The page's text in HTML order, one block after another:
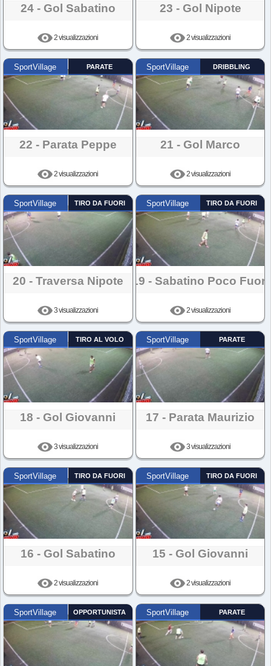
24 - Gol Sabatino
2 visualizzazioni
23 - Gol Nipote
2 visualizzazioni
SportVillage PARATE
22 - Parata Peppe
2 visualizzazioni
SportVillage DRIBBLING
21 - Gol Marco
2 visualizzazioni
SportVillage TIRO DA FUORI
20 - Traversa Nipote
3 visualizzazioni
SportVillage TIRO DA FUORI
19 - Sabatino Poco Fuori
2 visualizzazioni
SportVillage TIRO AL VOLO
18 - Gol Giovanni
3 visualizzazioni
SportVillage PARATE
17 - Parata Maurizio
3 visualizzazioni
SportVillage TIRO DA FUORI
16 - Gol Sabatino
2 visualizzazioni
SportVillage TIRO DA FUORI
15 - Gol Giovanni
2 visualizzazioni
SportVillage OPPORTUNISTA SportVillage PARATE